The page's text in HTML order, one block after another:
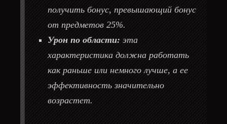
получить бонус, превышающий бонус
от предметов 25%.
Урон по области: эта
характеристика должна работать
как раньше или немного лучше, а ее
эффективность значительно
возрастет.